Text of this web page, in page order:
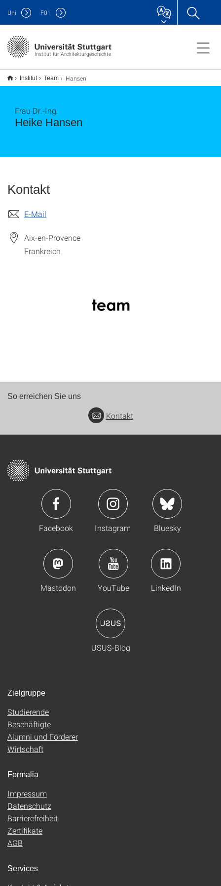
Institut für Architekturgeschichte
Uni F01
Institut Team Hansen
Heike Hansen
Frau Dr.-Ing.
Kontakt
E-Mail
Aix-en-Provence
Frankreich
So erreichen Sie uns
Kontakt
Facebook Instagram Bluesky
Mastodon YouTube LinkedIn
USUS-Blog
Zielgruppe
Studierende
Beschäftigte
Alumni und Förderer
Wirtschaft
Formalia
Impressum
Datenschutz
Barrierefreiheit
Zertifikate
AGB
Services